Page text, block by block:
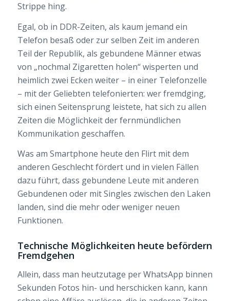
Strippe hing.
Egal, ob in DDR-Zeiten, als kaum jemand ein
Telefon besaß oder zur selben Zeit im anderen
Teil der Republik, als gebundene Männer etwas
von „nochmal Zigaretten holen“ wisperten und
heimlich zwei Ecken weiter – in einer Telefonzelle
– mit der Geliebten telefonierten: wer fremdging,
sich einen Seitensprung leistete, hat sich zu allen
Zeiten die Möglichkeit der fernmündlichen
Kommunikation geschaffen.
Was am Smartphone heute den Flirt mit dem
anderen Geschlecht fördert und in vielen Fällen
dazu führt, dass gebundene Leute mit anderen
Gebundenen oder mit Singles zwischen den Laken
landen, sind die mehr oder weniger neuen
Funktionen.
Technische Möglichkeiten heute befördern
Fremdgehen
Allein, dass man heutzutage per WhatsApp binnen
Sekunden Fotos hin- und herschicken kann, kann